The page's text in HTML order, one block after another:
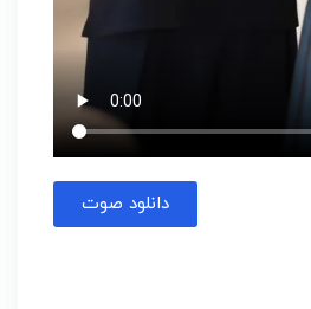
دانلود صوت